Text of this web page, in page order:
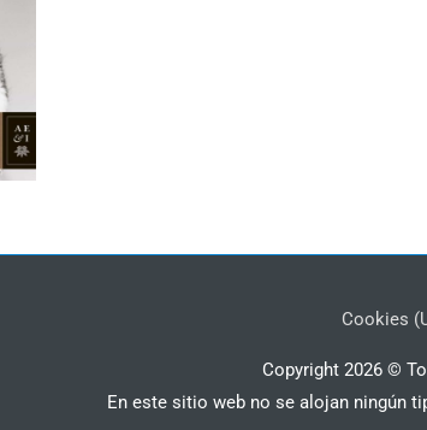
Cookies
Copyright 2026 ©
En este sitio web no se alojan ningún